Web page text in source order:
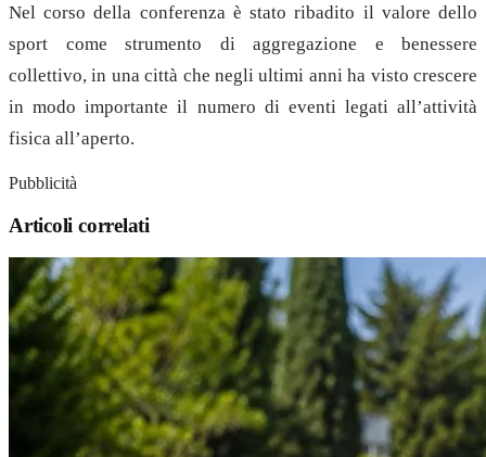
Nel corso della conferenza è stato ribadito il valore dello
sport come strumento di aggregazione e benessere
collettivo, in una città che negli ultimi anni ha visto crescere
in modo importante il numero di eventi legati all’attività
fisica all’aperto.
Pubblicità
Articoli correlati